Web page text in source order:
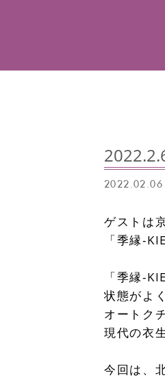
2022.02.06
ゲストは
「季縁-
「季縁-
状態がよ
オートク
現代の衣
今回は、